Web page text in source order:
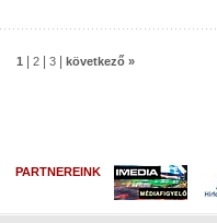
1 2 3 következő »
PARTNEREINK